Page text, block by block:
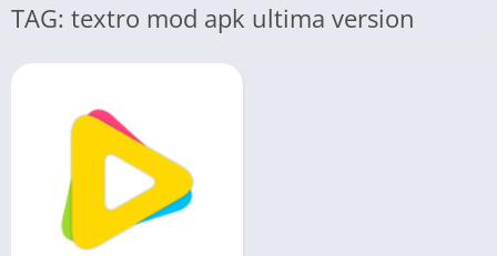
TAG: textro mod apk ultima version